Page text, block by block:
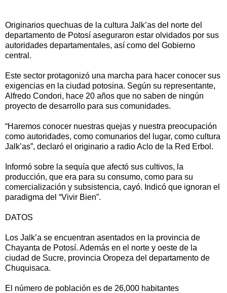
Originarios quechuas de la cultura Jalk’as del norte del
departamento de Potosí aseguraron estar olvidados por sus
autoridades departamentales, así como del Gobierno
central.
Este sector protagonizó una marcha para hacer conocer sus
exigencias en la ciudad potosina. Según su representante,
Alfredo Condori, hace 20 años que no saben de ningún
proyecto de desarrollo para sus comunidades.
“Haremos conocer nuestras quejas y nuestra preocupación
como autoridades, como comunarios del lugar, como cultura
Jalk’as”, declaró el originario a radio Aclo de la Red Erbol.
Informó sobre la sequía que afectó sus cultivos, la
producción, que era para su consumo, como para su
comercialización y subsistencia, cayó. Indicó que ignoran el
paradigma del “Vivir Bien”.
DATOS
Los Jalk’a se encuentran asentados en la provincia de
Chayanta de Potosí. Además en el norte y oeste de la
ciudad de Sucre, provincia Oropeza del departamento de
Chuquisaca.
El número de población es de 26,000 habitantes